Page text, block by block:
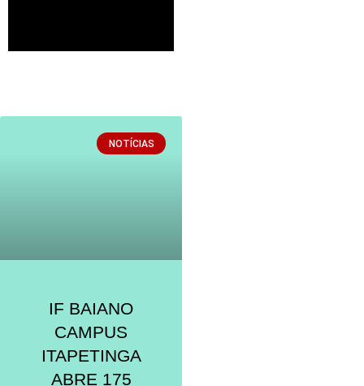
NOTÍCIAS
IF BAIANO
CAMPUS
ITAPETINGA
ABRE 175